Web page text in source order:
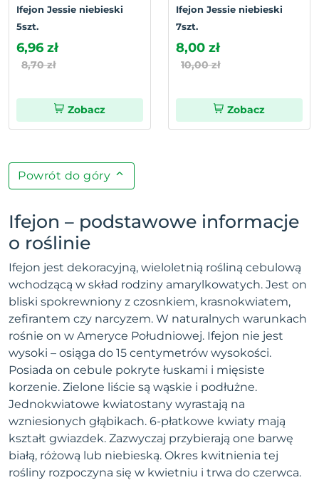
Ifejon Jessie niebieski
5szt.
6,96 zł
8,70 zł
Zobacz
Ifejon Jessie niebieski
7szt.
8,00 zł
10,00 zł
Zobacz
Powrót do góry
Ifejon – podstawowe informacje
o roślinie
Ifejon jest dekoracyjną, wieloletnią rośliną cebulową
wchodzącą w skład rodziny amarylkowatych. Jest on
bliski spokrewniony z czosnkiem, krasnokwiatem,
zefirantem czy narcyzem. W naturalnych warunkach
rośnie on w Ameryce Południowej. Ifejon nie jest
wysoki – osiąga do 15 centymetrów wysokości.
Posiada on cebule pokryte łuskami i mięsiste
korzenie. Zielone liście są wąskie i podłużne.
Jednokwiatowe kwiatostany wyrastają na
wzniesionych głąbikach. 6-płatkowe kwiaty mają
kształt gwiazdek. Zazwyczaj przybierają one barwę
białą, różową lub niebieską. Okres kwitnienia tej
rośliny rozpoczyna się w kwietniu i trwa do czerwca.